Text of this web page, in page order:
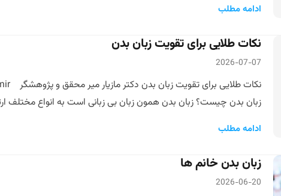
ادامه مطلب
نکات طلایی برای تقویت زبان بدن
2026-07-07
زبان بدن چیست؟ زبان بدن همون زبان بی زبانی است به انواع مختلف
ادامه مطلب
زبان بدن خانم ها
2026-06-20